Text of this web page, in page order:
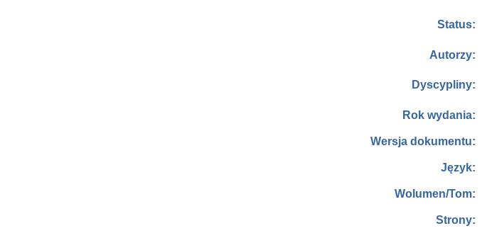
Status:
Autorzy:
Dyscypliny:
Rok wydania:
Wersja dokumentu:
Język:
Wolumen/Tom:
Strony: